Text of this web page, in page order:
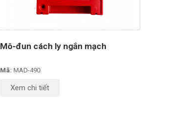
Mô-đun cách ly ngắn mạch
Mã: MAD-490
Xem chi tiết